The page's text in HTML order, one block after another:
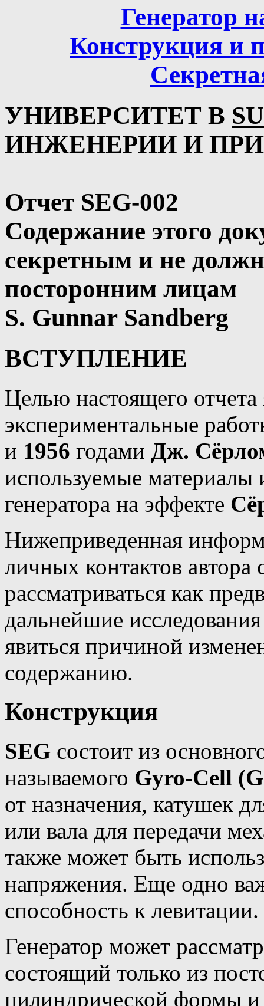
Генератор
Конструкция и
УНИВЕРСИТЕТ В
ИНЖЕНЕРИИ И
Отчет SEG-002
Содержание этого
секретным и не
посторонним лицам
S. Gunnar Sandberg
ВСТУПЛЕНИЕ
Целью настоящего отчета
экспериментальные
и 1956 годами Дж.
используемые материалы
генератора на эффекте
Нижеприведенная
личных контактов автора
рассматриваться как
дальнейшие
явиться причиной
содержанию.
Конструкция
SEG состоит из
называемого Gyro-Cell
от назначения, катушек
или вала для передачи
также может быть
напряжения. Еще одно
способность к левитации.
Генератор может
состоящий только из
цилиндрической формы